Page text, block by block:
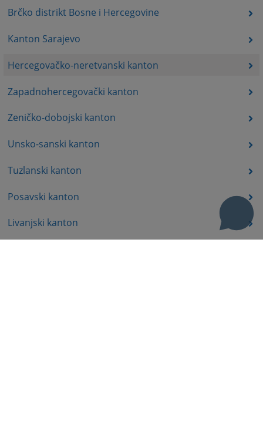
Brčko distrikt Bosne i Hercegovine
Kanton Sarajevo
Hercegovačko-neretvanski kanton
Zapadnohercegovački kanton
Zeničko-dobojski kanton
Unsko-sanski kanton
Tuzlanski kanton
Posavski kanton
Livanjski kanton